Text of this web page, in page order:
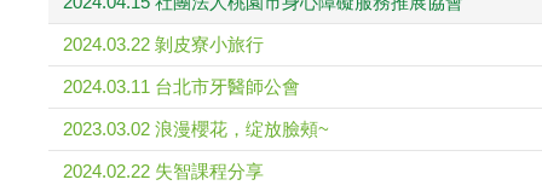
2024.03.22 剝皮寮小旅行
2024.03.11 台北市牙醫師公會
2023.03.02 浪漫櫻花，绽放臉頰~
2024.02.22 失智課程分享